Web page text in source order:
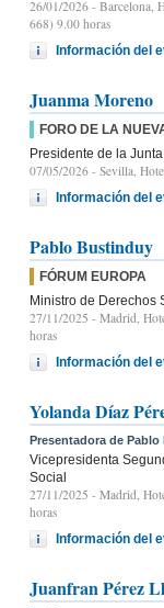
26/01/2026 - Barcelona,
668) 9.00 horas
Información del
Juanma Moreno
FORO DE LA
Presidente de la
07/05/2026 - Sevilla,
Información del
Pablo Bustinduy
FÓRUM EUROPA
Ministro de Derechos
27/11/2025 - Madrid,
horas
Información del
Yolanda Díaz
Presentadora de
Vicepresidenta
Social
27/11/2025 - Madrid,
horas
Información del
Juanfran Pérez